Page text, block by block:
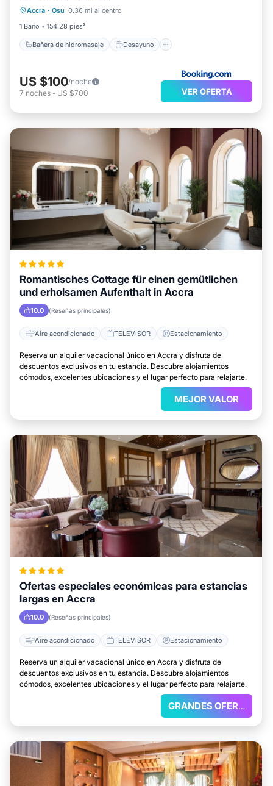
Accra · Osu 0.36 mi al centro
1 Baño
154.28 pies²
Bañera de hidromasaje Desayuno
Aparcamiento
US $100/noche
7 noches - US $700 VER OFERTA
Romantisches Cottage für einen gemütlichen
und erholsamen Aufenthalt in Accra
10.0 (Reseñas principales)
Aire acondicionado TELEVISOR Estacionamiento
Reserva un alquiler vacacional único en Accra y disfruta de
descuentos exclusivos en tu estancia. Descubre alojamientos
cómodos, excelentes ubicaciones y el lugar perfecto para relajarte.
MEJOR VALOR
Ofertas especiales económicas para estancias
largas en Accra
10.0 (Reseñas principales)
Aire acondicionado TELEVISOR Estacionamiento
Reserva un alquiler vacacional único en Accra y disfruta de
descuentos exclusivos en tu estancia. Descubre alojamientos
cómodos, excelentes ubicaciones y el lugar perfecto para relajarte.
GRANDES OFERTAS